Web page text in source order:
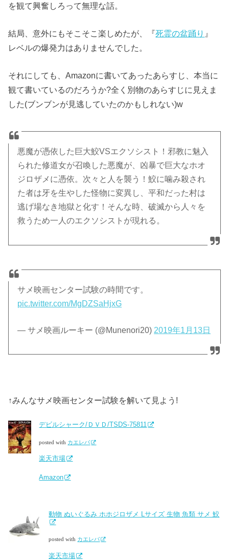
を観て興奮しろって無理な話。
結局、意外にもそこそこ楽しめたが、『死霊の盆踊り 』
レベルの爆発力はありませんでした。
それにしても、Amazonに書いてあったあらすじ、本当に
観て書いているのだろうか?全く別物のあらすじに見えま
した(ブンブンが見逃していたのかもしれない)w
悪魔が憑依した巨大鮫VSエクソシスト！邪教に魅入
られた修道女が召喚した悪魔が、凶暴で巨大なホオ
ジロザメに憑依。次々と人を襲う！鮫に噛み殺され
た者は牙を生やした怪物に変異し、平和だった村は
逃げ場なき地獄と化す！そんな時、破滅から人々を
救うため一人のエクソシストが現れる。
サメ映画センター試験の時間です。
pic.twitter.com/MgDZSaHjxG
— サメ映画ルーキー (@Munenori20) 2019年1月13日
↑みんなサメ映画センター試験を解いて見よう!
デビルシャーク/ＤＶＤ/TSDS-75811
posted with カエレバ
楽天市場
Amazon
動物 ぬいぐるみ ホホジロザメ Lサイズ 生物 魚類 サメ 鮫
posted with カエレバ
楽天市場